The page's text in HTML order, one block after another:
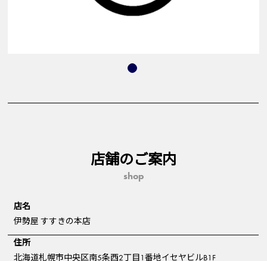
店舗のご案内
shop
店名
伊勢屋 すすきの本店
住所
北海道札幌市中央区南5条西2丁目1番地イセヤビルB1F